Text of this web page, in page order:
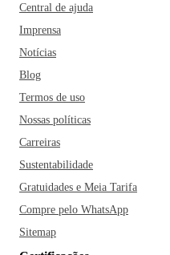
Central de ajuda
Imprensa
Notícias
Blog
Termos de uso
Nossas políticas
Carreiras
Sustentabilidade
Gratuidades e Meia Tarifa
Compre pelo WhatsApp
Sitemap